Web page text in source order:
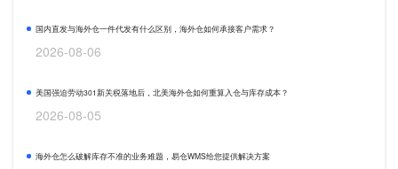
国内直发与海外仓一件代发有什么区别，海外仓如何承接客户需求？
2026-08-06
美国强迫劳动301新关税落地后，北美海外仓如何重算入仓与库存成本？
2026-08-05
海外仓怎么破解库存不准的业务难题，易仓WMS给您提供解决方案